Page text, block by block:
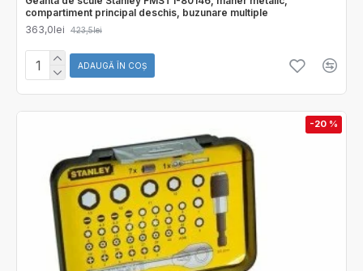
compartiment principal deschis, buzunare multiple
363,0lei
423,5lei
ADAUGĂ ÎN COŞ
-20 %